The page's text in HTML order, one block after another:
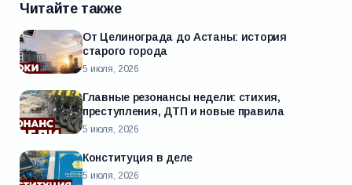
Читайте также
От Целинограда до Астаны: история
старого города
5 июля, 2026
Главные резонансы недели: стихия,
преступления, ДТП и новые правила
5 июля, 2026
Конституция в деле
5 июля, 2026